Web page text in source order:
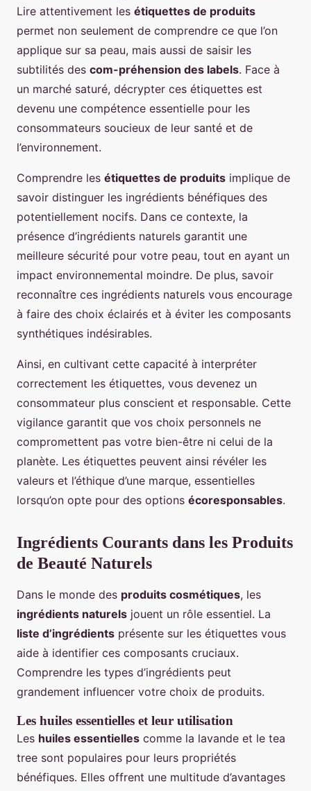
Lire attentivement les étiquettes de produits
permet non seulement de comprendre ce que l’on
applique sur sa peau, mais aussi de saisir les
subtilités des com-préhension des labels. Face à
un marché saturé, décrypter ces étiquettes est
devenu une compétence essentielle pour les
consommateurs soucieux de leur santé et de
l’environnement.
Comprendre les étiquettes de produits implique de
savoir distinguer les ingrédients bénéfiques des
potentiellement nocifs. Dans ce contexte, la
présence d’ingrédients naturels garantit une
meilleure sécurité pour votre peau, tout en ayant un
impact environnemental moindre. De plus, savoir
reconnaître ces ingrédients naturels vous encourage
à faire des choix éclairés et à éviter les composants
synthétiques indésirables.
Ainsi, en cultivant cette capacité à interpréter
correctement les étiquettes, vous devenez un
consommateur plus conscient et responsable. Cette
vigilance garantit que vos choix personnels ne
compromettent pas votre bien-être ni celui de la
planète. Les étiquettes peuvent ainsi révéler les
valeurs et l’éthique d’une marque, essentielles
lorsqu’on opte pour des options écoresponsables.
Ingrédients Courants dans les Produits
de Beauté Naturels
Dans le monde des produits cosmétiques, les
ingrédients naturels jouent un rôle essentiel. La
liste d’ingrédients présente sur les étiquettes vous
aide à identifier ces composants cruciaux.
Comprendre les types d’ingrédients peut
grandement influencer votre choix de produits.
Les huiles essentielles et leur utilisation
Les huiles essentielles comme la lavande et le tea
tree sont populaires pour leurs propriétés
bénéfiques. Elles offrent une multitude d’avantages